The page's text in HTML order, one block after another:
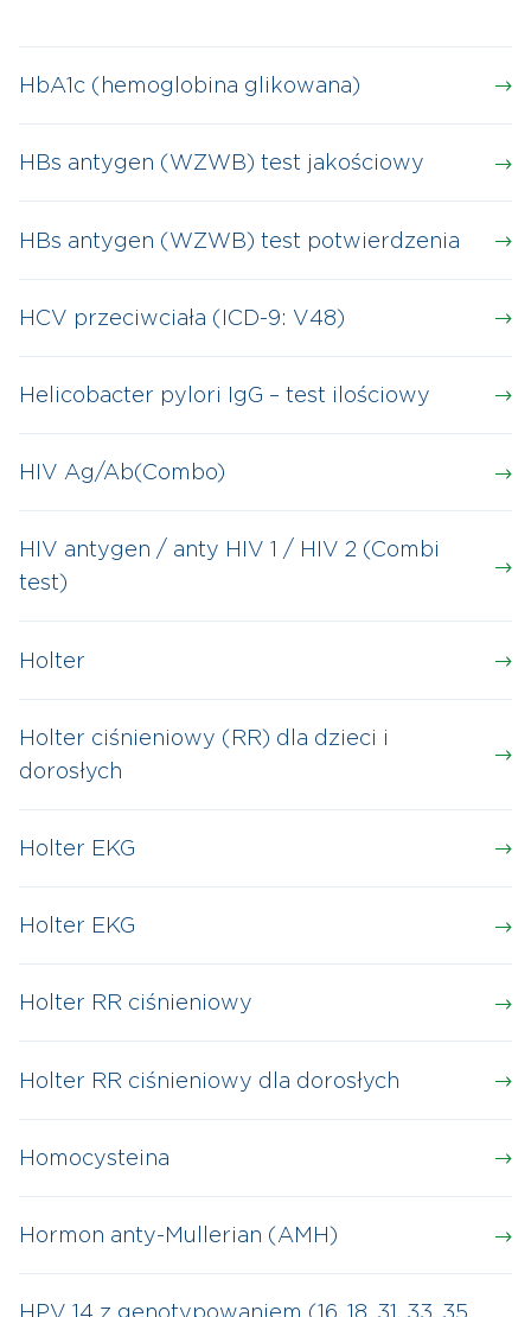
HbA1c (hemoglobina glikowana)
HBs antygen (WZWB) test jakościowy
HBs antygen (WZWB) test potwierdzenia
HCV przeciwciała (ICD-9: V48)
Helicobacter pylori IgG – test ilościowy
HIV Ag/Ab(Combo)
HIV antygen / anty HIV 1 / HIV 2 (Combi
test)
Holter
Holter ciśnieniowy (RR) dla dzieci i
dorosłych
Holter EKG
Holter EKG
Holter RR ciśnieniowy
Holter RR ciśnieniowy dla dorosłych
Homocysteina
Hormon anty-Mullerian (AMH)